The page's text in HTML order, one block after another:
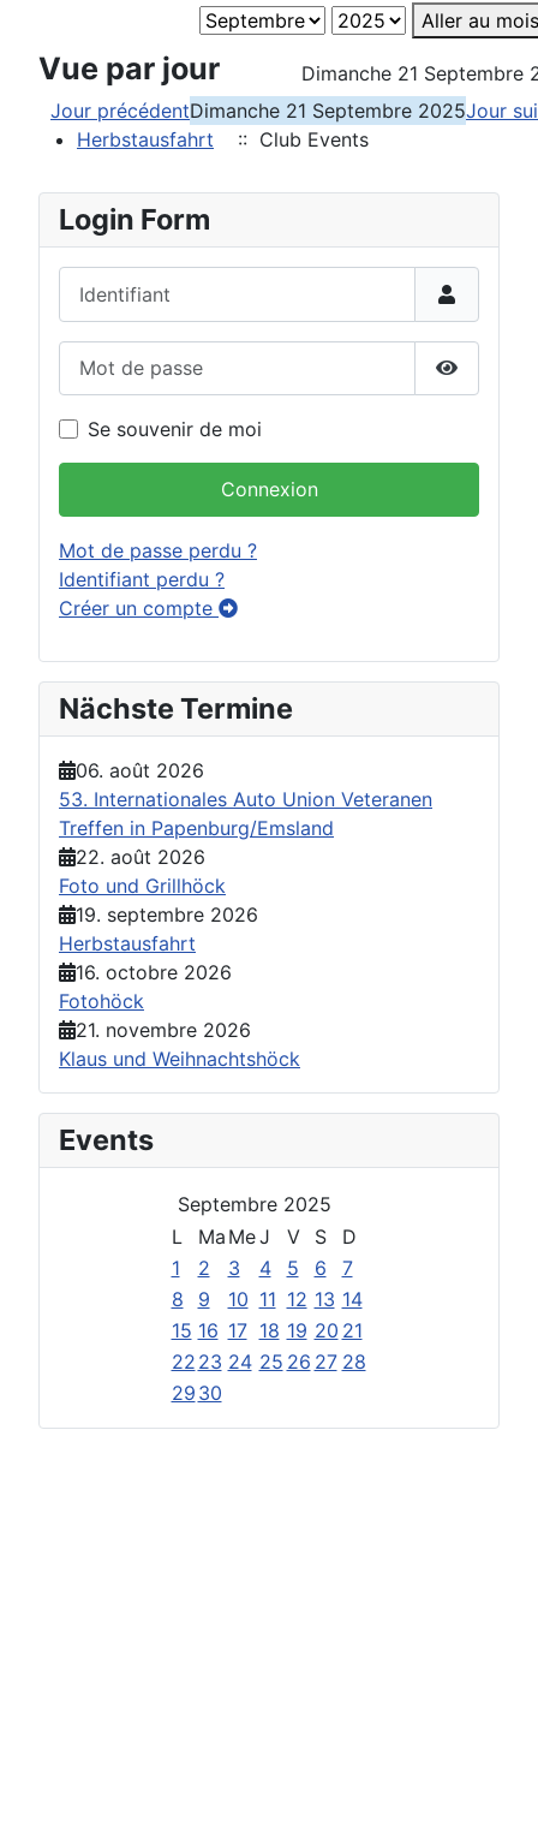
Aller au mois
Vue par jour
Dimanche 21 Septembre
Jour précédentDimanche 21 Septembre 2025Jour
Herbstausfahrt
:: Club Events
Login Form
Afficher
Se souvenir de moi
Connexion
Mot de passe perdu ?
Identifiant perdu ?
Créer un compte
Nächste Termine
06. août 2026
53. Internationales Auto Union Veteranen
Treffen in Papenburg/Emsland
22. août 2026
Foto und Grillhöck
19. septembre 2026
Herbstausfahrt
16. octobre 2026
Fotohöck
21. novembre 2026
Klaus und Weihnachtshöck
Events
Septembre 2025
L
Ma MeJ V S
D
1
2 3 4 5 6
7
8
9 10 11 12 13 14
15 16 17 18 19 20 21
22 23 24 25 26 27 28
29 30